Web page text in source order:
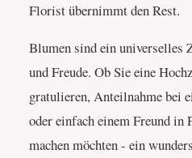
Florist übernimmt den Rest.
Blumen sind ein universelles
und Freude. Ob Sie eine
gratulieren, Anteilnahme bei
oder einfach einem Freund in
machen möchten - ein